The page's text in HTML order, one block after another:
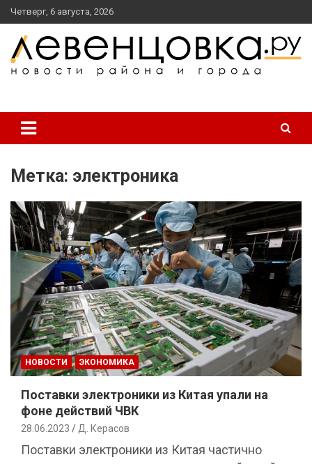
перейти
к
содержанию
Четверг, 6 августа, 2026
Метка: электроника
НОВОСТИ ЭКОНОМИКА
Поставки электроники из Китая упали на
фоне действий ЧВК
28.06.2023 Д. Керасов
Поставки электроники из Китая частично